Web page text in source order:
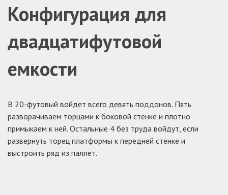
Конфигурация для
двадцатифутовой
емкости
В 20-футовый войдет всего девять поддонов. Пять
разворачиваем торцами к боковой стенке и плотно
примыкаем к ней. Остальные 4 без труда войдут, если
развернуть торец платформы к передней стенке и
выстроить ряд из паллет.